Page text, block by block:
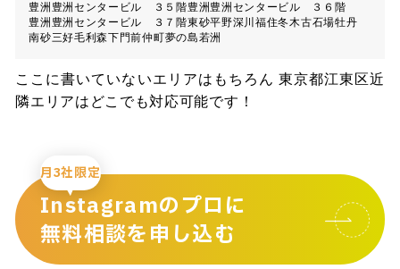
豊洲豊洲センタービル ３５階豊洲豊洲センタービル ３６階
豊洲豊洲センタービル ３７階東砂平野深川福住冬木古石場牡丹
南砂三好毛利森下門前仲町夢の島若洲
ここに書いていないエリアはもちろん 東京都江東区近
隣エリアはどこでも対応可能です！
月3社限定
Instagramのプロに
無料相談を申し込む